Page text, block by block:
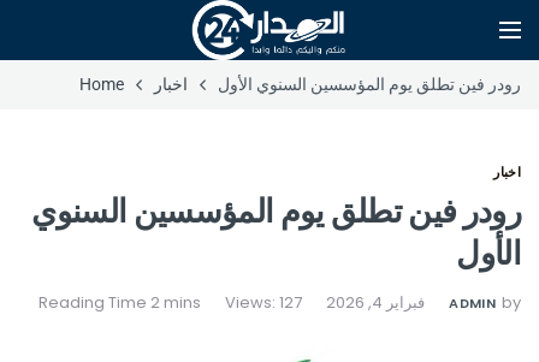
رودر فين تطلق يوم المؤسسين السنوي الأول اخبار Home
اخبار
رودر فين تطلق يوم المؤسسين السنوي
الأول
by
ADMIN فبراير 4, 2026 Views: 127